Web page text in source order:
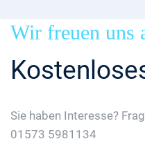
Wir freuen uns
Sie haben Interesse?
01573 5981134